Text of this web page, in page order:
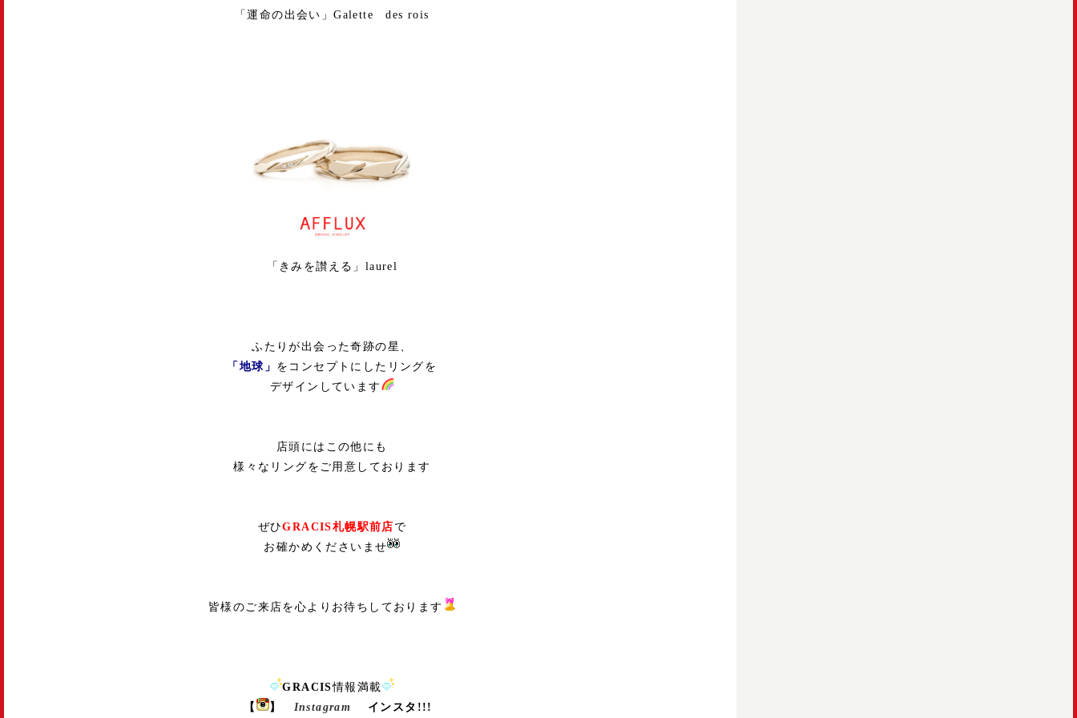
「運命の出会い」Galette des rois
「きみを讃える」laurel
ふたりが出会った奇跡の星、
「地球」 をコンセプトにしたリングを
デザインしています
店頭にはこの他にも
様々なリングをご用意しております
ぜひGRACIS札幌駅前店 で
お確かめくださいませ
皆様のご来店を心よりお待ちしております
GRACIS情報満載
【
】 Instagram インスタ!!!